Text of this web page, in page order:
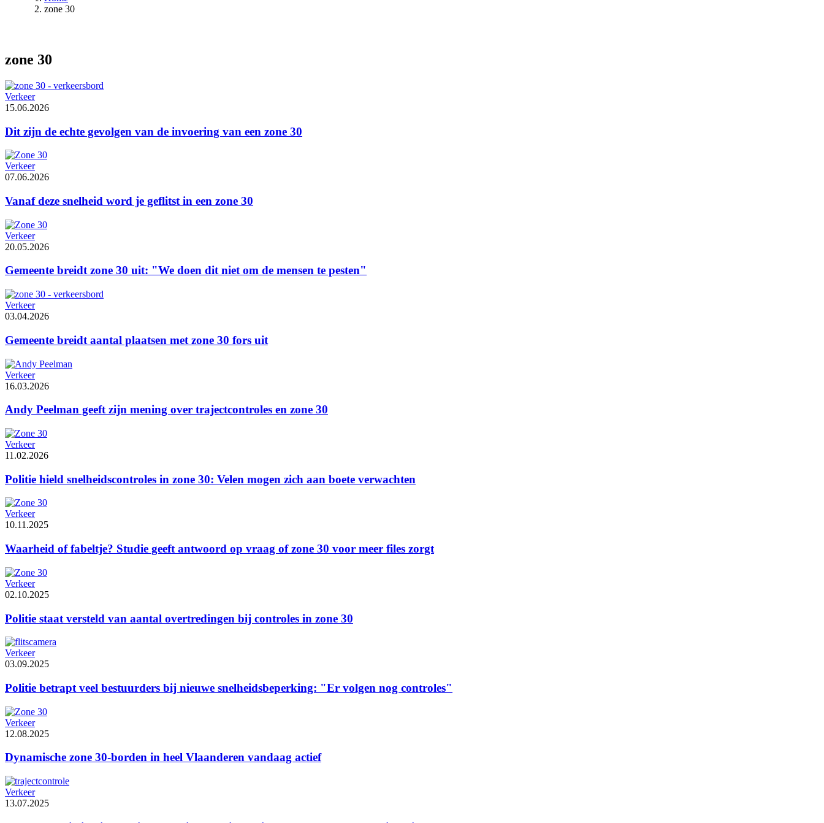
Kruimelpad
zone 30
zone 30
Verkeer
15.06.2026
Dit zijn de echte gevolgen van de invoering van een zone 30
Verkeer
07.06.2026
Vanaf deze snelheid word je geflitst in een zone 30
Verkeer
20.05.2026
Gemeente breidt zone 30 uit: "We doen dit niet om de mensen te pesten"
Verkeer
03.04.2026
Gemeente breidt aantal plaatsen met zone 30 fors uit
Verkeer
16.03.2026
Andy Peelman geeft zijn mening over trajectcontroles en zone 30
Verkeer
11.02.2026
Politie hield snelheidscontroles in zone 30: Velen mogen zich aan boete verwachten
Verkeer
10.11.2025
Waarheid of fabeltje? Studie geeft antwoord op vraag of zone 30 voor meer files zorgt
Verkeer
02.10.2025
Politie staat versteld van aantal overtredingen bij controles in zone 30
Verkeer
03.09.2025
Politie betrapt veel bestuurders bij nieuwe snelheidsbeperking: "Er volgen nog controles"
Verkeer
12.08.2025
Dynamische zone 30-borden in heel Vlaanderen vandaag actief
Verkeer
13.07.2025